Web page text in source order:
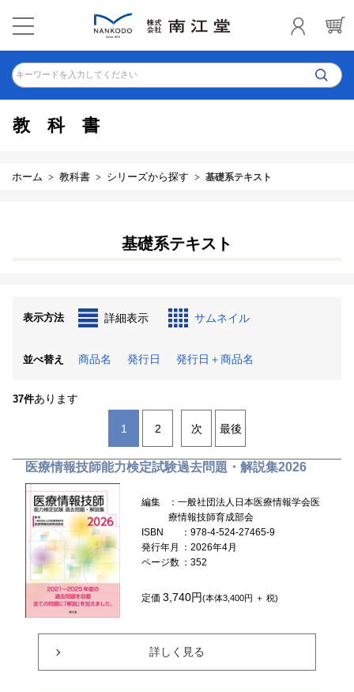
キーワードを入力してください
教科書
ホーム 教科書 シリーズから探す 基礎系テキスト
基礎系テキスト
表示方法 詳細表示 サムネイル
並べ替え 商品名 発行日 発行日＋商品名
37件あります
1 2 次 最後
医療情報技師能力検定試験過去問題・解説集2026
編集
：一般社団法人日本医療情報学会医
療情報技師育成部会
ISBN
：978-4-524-27465-9
発行年月
：2026年4月
ページ数 ：352
定価3,740円(本体3,400円 ＋ 税)
詳しく見る